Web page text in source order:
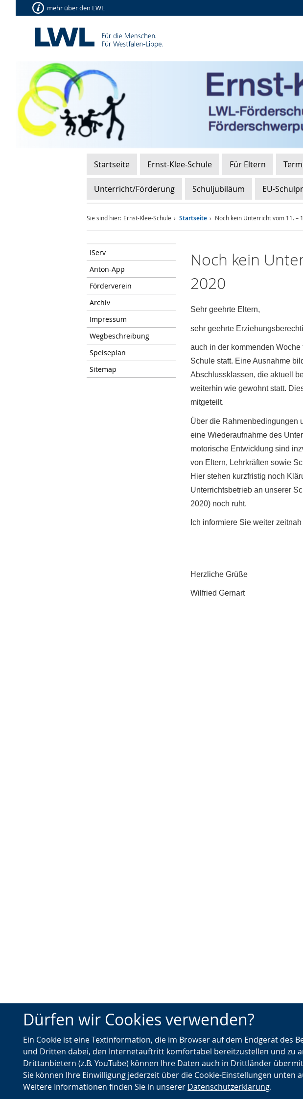
Dürfen wir Cookies verwenden?
Ein Cookie ist eine Textinformation, die im Browser auf dem Endgerät des
und Dritten dabei, den Internetauftritt komfortabel bereitzustellen und zu
Drittanbietern (z.B. YouTube) können Ihre Daten auch in Drittländer
Sie können Ihre Einwilligung jederzeit über die Cookie-Einstellungen unten
Weitere Informationen finden Sie in unserer Datenschutzerklärung.
mehr über den LWL
Startseite Ernst-Klee-Schule Für Eltern
Unterricht/Förderung Schuljubiläum EU-
Sie sind hier: Ernst-Klee-Schule Startseite Noch kein Unterricht vom 11. –
IServ
Anton-App
Förderverein
Archiv
Impressum
Wegbeschreibung
Speiseplan
Sitemap
Noch kein
2020
Sehr geehrte Eltern,
sehr geehrte
auch in der kommenden
Schule statt. Eine Ausnahme
Abschlussklassen, die aktuell
weiterhin wie gewohnt statt.
mitgeteilt.
Über die Rahmenbedingungen
eine Wiederaufnahme des
motorische Entwicklung sind
von Eltern, Lehrkräften sowie
Hier stehen kurzfristig noch
Unterrichtsbetrieb an unserer
2020) noch ruht.
Ich informiere Sie weiter
Herzliche Grüße
Wilfried Gernart